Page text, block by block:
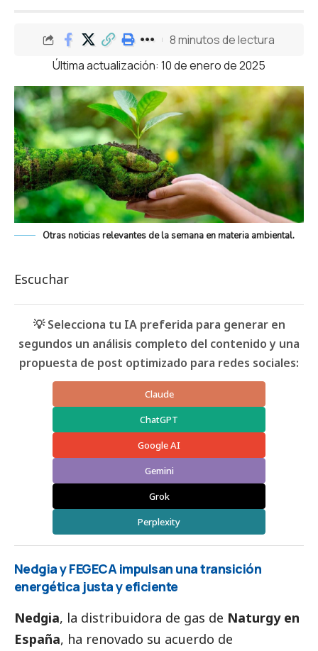
Última actualización: 10 de enero de 2025
8 minutos de lectura
Otras noticias relevantes de la semana en materia ambiental.
Escuchar
💡 Selecciona tu IA preferida para generar en
segundos un análisis completo del contenido y una
propuesta de post optimizado para redes sociales:
Claude
ChatGPT
Google AI
Gemini
Grok
Perplexity
Nedgia y FEGECA impulsan una transición
energética justa y eficiente
Nedgia, la distribuidora de gas de Naturgy en
España, ha renovado su acuerdo de